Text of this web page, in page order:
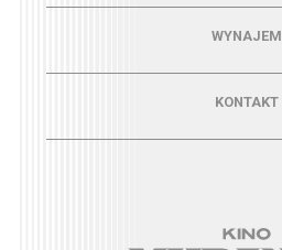
Menu - wynajemWYNAJEM
KONTAKT